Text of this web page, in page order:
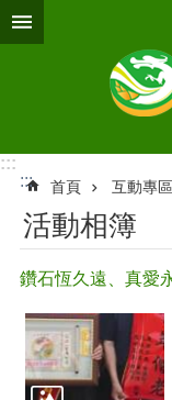
跳到主要內容區塊
:::
:::
首頁 互動專區
活動相簿
鑽石恆久遠、真愛